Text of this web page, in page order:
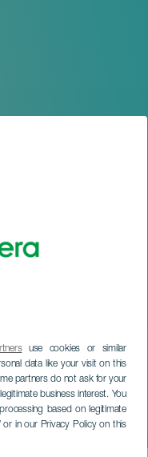
use cookies or similar
data like your visit on this
partners do not ask for your
business interest. You
based on legitimate
or in our Privacy Policy on this
de